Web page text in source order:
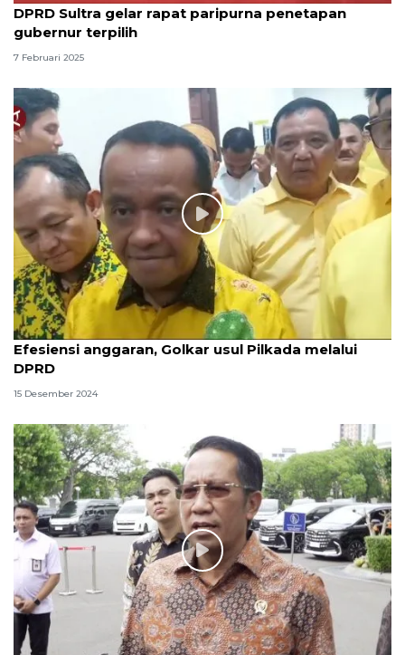
DPRD Sultra gelar rapat paripurna penetapan
gubernur terpilih
7 Februari 2025
Efesiensi anggaran, Golkar usul Pilkada melalui
DPRD
15 Desember 2024